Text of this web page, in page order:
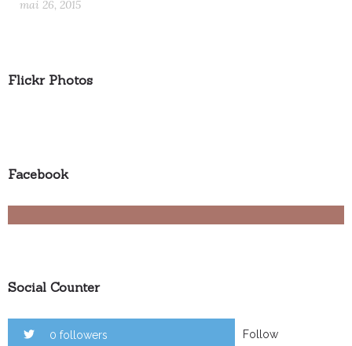
mai 26, 2015
Flickr Photos
Facebook
Social Counter
0 followers Follow